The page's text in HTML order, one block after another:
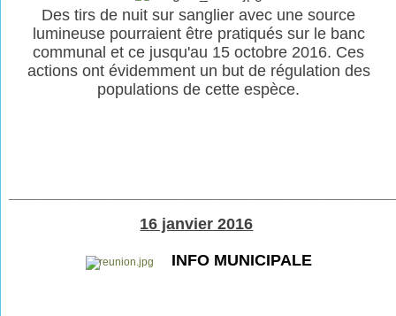
Des tirs de nuit sur sanglier avec une source
lumineuse pourraient être pratiqués sur le banc
communal et ce jusqu'au 15 octobre 2016. Ces
actions ont évidemment un but de régulation des
populations de cette espèce.
16 janvier 2016
INFO MUNICIPALE